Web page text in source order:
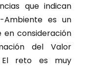
que indican
Ambiente es un
consideración
del Valor
El reto es muy